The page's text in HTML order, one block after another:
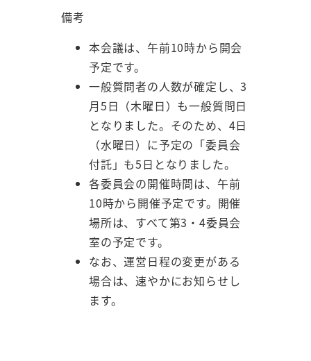
備考
本会議は、午前10時から開会
予定です。
一般質問者の人数が確定し、3
月5日（木曜日）も一般質問日
となりました。そのため、4日
（水曜日）に予定の「委員会
付託」も5日となりました。
各委員会の開催時間は、午前
10時から開催予定です。開催
場所は、すべて第3・4委員会
室の予定です。
なお、運営日程の変更がある
場合は、速やかにお知らせし
ます。